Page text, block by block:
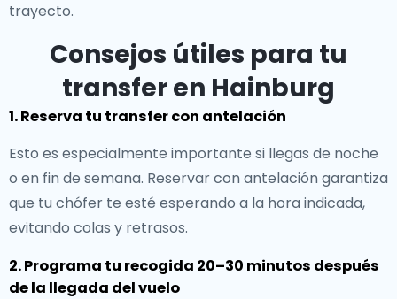
trayecto.
Consejos útiles para tu
transfer en Hainburg
1. Reserva tu transfer con antelación
Esto es especialmente importante si llegas de noche
o en fin de semana. Reservar con antelación garantiza
que tu chófer te esté esperando a la hora indicada,
evitando colas y retrasos.
2. Programa tu recogida 20–30 minutos después
de la llegada del vuelo